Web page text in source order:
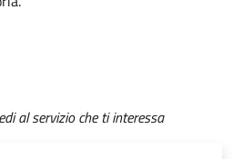
al servizio che ti interessa